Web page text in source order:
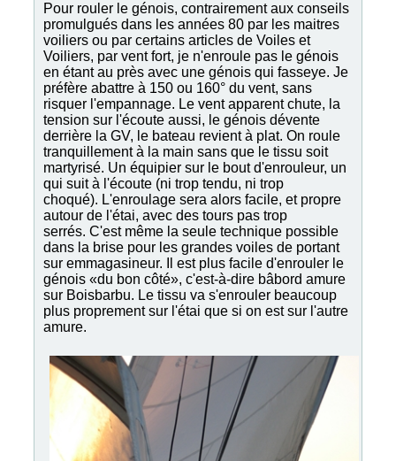
Pour rouler le génois, contrairement aux conseils
promulgués dans les années 80 par les maitres
voiliers ou par certains articles de Voiles et
Voiliers, par vent fort, je n'enroule pas le génois
en étant au près avec une génois qui fasseye. Je
préfère abattre à 150 ou 160° du vent, sans
risquer l'empannage. Le vent apparent chute, la
tension sur l'écoute aussi, le génois dévente
derrière la GV, le bateau revient à plat. On roule
tranquillement à la main sans que le tissu soit
martyrisé. Un équipier sur le bout d'enrouleur, un
qui suit à l'écoute (ni trop tendu, ni trop
choqué). L'enroulage sera alors facile, et propre
autour de l'étai, avec des tours pas trop
serrés. C'est même la seule technique possible
dans la brise pour les grandes voiles de portant
sur emmagasineur. Il est plus facile d'enrouler le
génois «du bon côté», c'est-à-dire bâbord amure
sur Boisbarbu. Le tissu va s'enrouler beaucoup
plus proprement sur l'étai que si on est sur l'autre
amure.